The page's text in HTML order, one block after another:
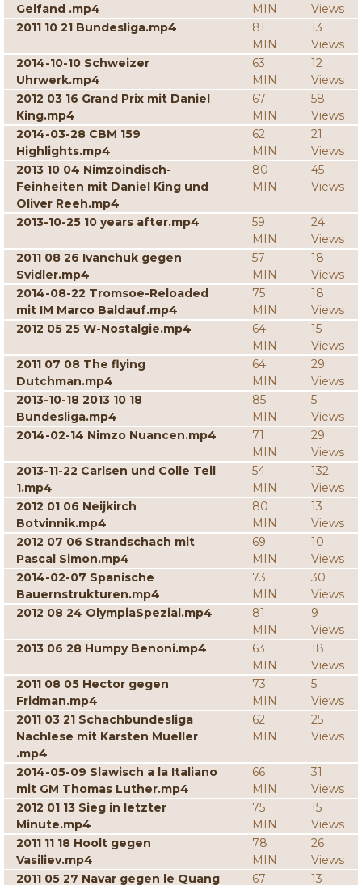
Gelfand .mp4
MIN
Views
2011 10 21 Bundesliga.mp4
81
MIN
13
Views
2014-10-10 Schweizer
Uhrwerk.mp4
63
MIN
12
Views
2012 03 16 Grand Prix mit Daniel
King.mp4
67
MIN
58
Views
2014-03-28 CBM 159
Highlights.mp4
62
MIN
21
Views
2013 10 04 Nimzoindisch-
Feinheiten mit Daniel King und
Oliver Reeh.mp4
80
MIN
45
Views
2013-10-25 10 years after.mp4
59
MIN
24
Views
2011 08 26 Ivanchuk gegen
Svidler.mp4
57
MIN
18
Views
2014-08-22 Tromsoe-Reloaded
mit IM Marco Baldauf.mp4
75
MIN
18
Views
2012 05 25 W-Nostalgie.mp4
64
MIN
15
Views
2011 07 08 The flying
Dutchman.mp4
64
MIN
29
Views
2013-10-18 2013 10 18
Bundesliga.mp4
85
MIN
5
Views
2014-02-14 Nimzo Nuancen.mp4
71
MIN
29
Views
2013-11-22 Carlsen und Colle Teil
1.mp4
54
MIN
132
Views
2012 01 06 Neijkirch
Botvinnik.mp4
80
MIN
13
Views
2012 07 06 Strandschach mit
Pascal Simon.mp4
69
MIN
10
Views
2014-02-07 Spanische
Bauernstrukturen.mp4
73
MIN
30
Views
2012 08 24 OlympiaSpezial.mp4
81
MIN
9
Views
2013 06 28 Humpy Benoni.mp4
63
MIN
18
Views
2011 08 05 Hector gegen
Fridman.mp4
73
MIN
5
Views
2011 03 21 Schachbundesliga
Nachlese mit Karsten Mueller
.mp4
62
MIN
25
Views
2014-05-09 Slawisch a la Italiano
mit GM Thomas Luther.mp4
66
MIN
31
Views
2012 01 13 Sieg in letzter
Minute.mp4
75
MIN
15
Views
2011 11 18 Hoolt gegen
Vasiliev.mp4
78
MIN
26
Views
2011 05 27 Navar gegen le Quang
67 13